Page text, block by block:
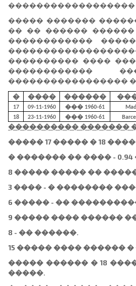
������������������
����� �������
�� �� ������ ������
������������
���������� ����
������������
�����������������
�
���� ������
17 09-11-1960 ��� 1960-61
18 23-11-1960 ��� 1960-61
���������� �������
����� 17 ����� � 18
� ������� �� ���� - 0.94
8 ����� ����� ��
3 ���� - � ��������
6 ����� - ��
9 ����� ���� ������
8 - �� ������.
15 ����� ���� ������
����� ������ � 18
�����.